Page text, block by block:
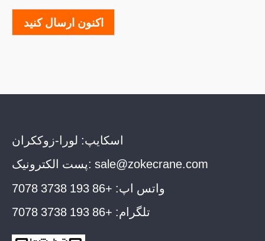
اکنون ارسال کنید
اسکایپ: لورا-زوککران
پست الکترونیک: sale@zokecrane.com
واتس اپ: +86 193 3738 7078
تلگرام: +86 193 3738 7078